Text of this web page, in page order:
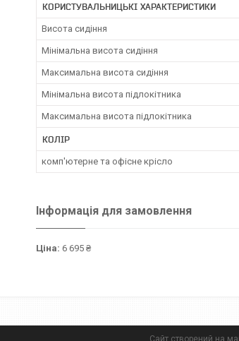
КОРИСТУВАЛЬНИЦЬКІ ХАРАКТЕРИСТИКИ
Висота сидіння
Мінімальна висота сидіння
Максимальна висота сидіння
Мінімальна висота підлокітника
Максимальна висота підлокітника
КОЛІР
комп'ютерне та офісне крісло
Інформація для замовлення
Ціна: 6 695 ₴
Сайт створений на